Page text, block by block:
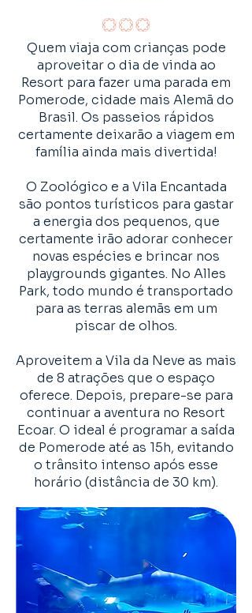
Quem viaja com crianças pode
aproveitar o dia de vinda ao
Resort para fazer uma parada em
Pomerode, cidade mais Alemã do
Brasil. Os passeios rápidos
certamente deixarão a viagem em
família ainda mais divertida!
O Zoológico e a Vila Encantada
são pontos turísticos para gastar
a energia dos pequenos, que
certamente irão adorar conhecer
novas espécies e brincar nos
playgrounds gigantes. No Alles
Park, todo mundo é transportado
para as terras alemãs em um
piscar de olhos.
Aproveitem a Vila da Neve as mais
de 8 atrações que o espaço
oferece. Depois, prepare-se para
continuar a aventura no Resort
Ecoar. O ideal é programar a saída
de Pomerode até as 15h, evitando
o trânsito intenso após esse
horário (distância de 30 km).